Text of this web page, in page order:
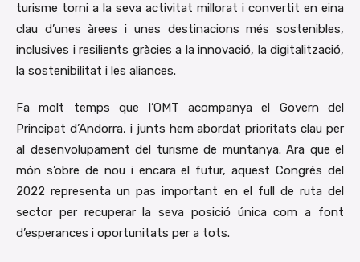
turisme torni a la seva activitat millorat i convertit en eina
clau d’unes àrees i unes destinacions més sostenibles,
inclusives i resilients gràcies a la innovació, la digitalització,
la sostenibilitat i les aliances.
Fa molt temps que l’OMT acompanya el Govern del
Principat d’Andorra, i junts hem abordat prioritats clau per
al desenvolupament del turisme de muntanya. Ara que el
món s’obre de nou i encara el futur, aquest Congrés del
2022 representa un pas important en el full de ruta del
sector per recuperar la seva posició única com a font
d’esperances i oportunitats per a tots.